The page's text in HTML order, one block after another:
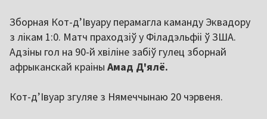
Зборная Кот-д’Івуару перамагла каманду Эквадору
з лікам 1:0. Матч праходзіў у Філадэльфіі ў ЗША.
Адзіны гол на 90-й хвіліне забіў гулец зборнай
афрыканскай краіны Амад Д'ялё.
Кот-д’Івуар згуляе з Нямеччынаю 20 чэрвеня.